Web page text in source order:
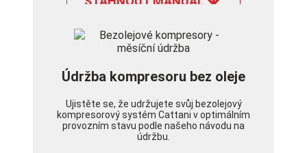
Údržba kompresoru bez oleje
Ujistěte se, že udržujete svůj bezolejový
kompresorový systém Cattani v optimálním
provozním stavu podle našeho návodu na
údržbu.